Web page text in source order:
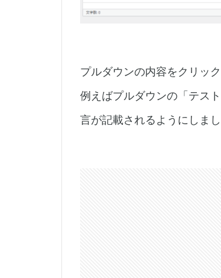
プルダウンの内容をクリッ
例えばプルダウンの「テス
言が記載されるようにしまし